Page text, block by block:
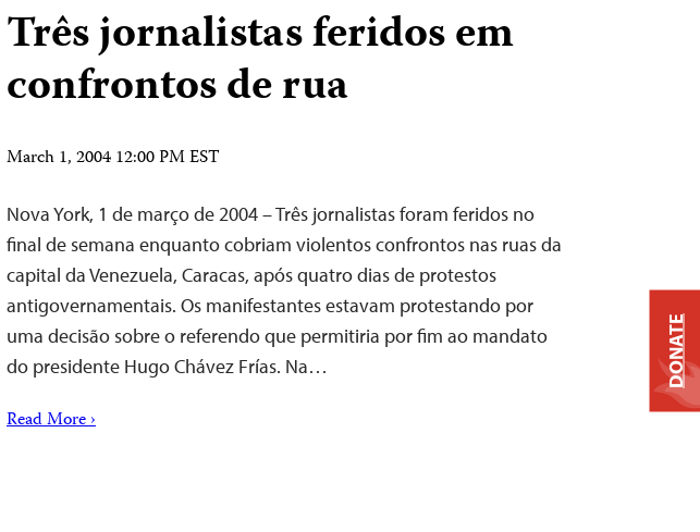
Três jornalistas feridos em
confrontos de rua
March 1, 2004 12:00 PM EST
Nova York, 1 de março de 2004 – Três jornalistas foram feridos no
final de semana enquanto cobriam violentos confrontos nas ruas da
capital da Venezuela, Caracas, após quatro dias de protestos
antigovernamentais. Os manifestantes estavam protestando por
uma decisão sobre o referendo que permitiria por fim ao mandato
do presidente Hugo Chávez Frías. Na…
Read More ›
DONATE